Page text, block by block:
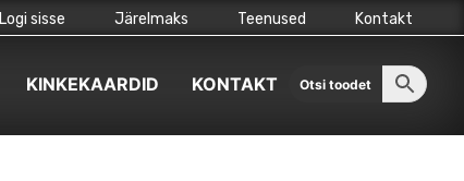
Logi sisse Järelmaks Teenused Kontakt
KINKEKAARDID KONTAKT